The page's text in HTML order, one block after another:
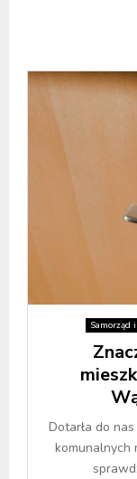
Samorząd
Dotarła do
komunalnych